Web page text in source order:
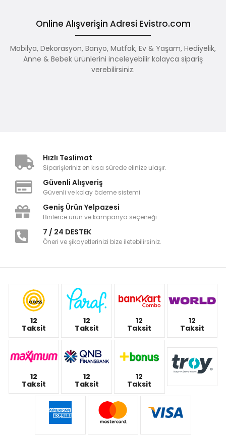
Online Alışverişin Adresi Evistro.com
Mobilya, Dekorasyon, Banyo, Mutfak, Ev & Yaşam, Hediyelik,
Anne & Bebek ürünlerini inceleyebilir kolayca sipariş
verebilirsiniz.
Hızlı Teslimat
Siparişleriniz en kısa sürede elinize ulaşır.
Güvenli Alışveriş
Güvenli ve kolay ödeme sistemi
Geniş Ürün Yelpazesi
Binlerce ürün ve kampanya seçeneği
7 / 24 DESTEK
Öneri ve şikayetlerinizi bize iletebilirsiniz.
12
Taksit
12
Taksit
12
Taksit
12
Taksit
12
Taksit
12
Taksit
12
Taksit